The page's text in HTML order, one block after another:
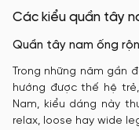
Các kiểu quần tây
Quần tây nam ống
Trong những năm gần
hướng được thế hệ
Nam, kiểu dáng này
relax, loose hay wide